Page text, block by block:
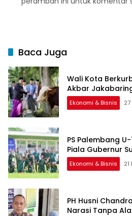
Baca Juga
Wali Kota
Akbar
Ekonomi & Bisnis
PS Palembang
Piala Gubernur
Ekonomi & Bisnis
PH Husni
Narasi Tanpa